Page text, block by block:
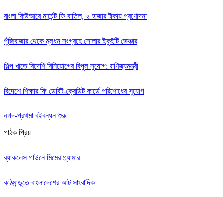
বাংলা কিউআরে মার্চেন্ট ফি বাতিল, ২ হাজার টাকায় প্রণোদনা
পুঁজিবাজার থেকে মূলধন সংগ্রহে সোলার ইকুইটি ভেঞ্চার
শিল্প খাতে বিদেশি বিনিয়োগের বিপুল সুযোগ: বাণিজ্যমন্ত্রী
বিদেশে শিক্ষার ফি ডেবিট-ক্রেডিট কার্ডে পরিশোধের সুযোগ
নগদ-প্রথমা বইবন্ধন শুরু
পাঠক প্রিয়
ব্যাকলেস গাউনে মিমের গ্ল্যামার
কাঠমান্ডুতে বাংলাদেশের আট সাংবাদিক